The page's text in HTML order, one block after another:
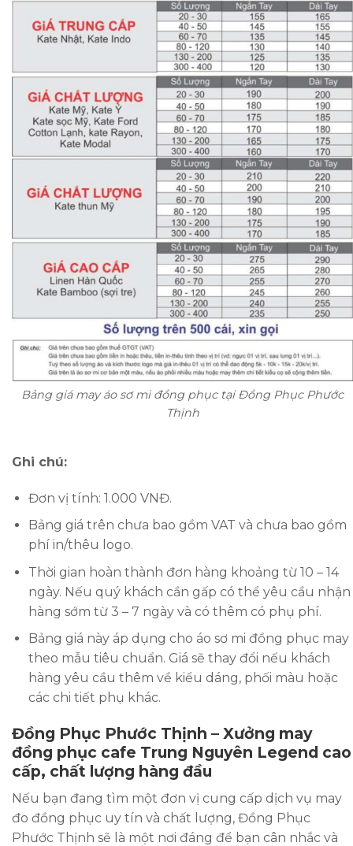
Bảng giá may áo sơ mi đồng phục tại Đồng Phục Phước
Thịnh
Ghi chú:
Đơn vị tính: 1.000 VNĐ.
Bảng giá trên chưa bao gồm VAT và chưa bao gồm
phí in/thêu logo.
Thời gian hoàn thành đơn hàng khoảng từ 10 – 14
ngày. Nếu quý khách cần gấp có thể yêu cầu nhận
hàng sớm từ 3 – 7 ngày và có thêm có phụ phí.
Bảng giá này áp dụng cho áo sơ mi đồng phục may
theo mẫu tiêu chuẩn. Giá sẽ thay đổi nếu khách
hàng yêu cầu thêm về kiểu dáng, phối màu hoặc
các chi tiết phụ khác.
Đồng Phục Phước Thịnh – Xưởng may
đồng phục cafe Trung Nguyên Legend cao
cấp, chất lượng hàng đầu
Nếu bạn đang tìm một đơn vị cung cấp dịch vụ may
đo đồng phục uy tín và chất lượng, Đồng Phục
Phước Thịnh sẽ là một nơi đáng để bạn cân nhắc và